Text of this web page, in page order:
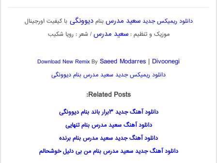
دانلود ریمیکس جدید سعید مدرسبنامدیوونگیبا کیفیت اورجینال
موزیک و تنظیم :سعید مدرس/ شعر : رویا شکیب
Download New RemixBySaeed Modarres | Divoonegi
دانلود ریمیکس جدید سعید مدرس بنام دیوونگی
Related Posts:
دانلود آهنگ جدید ۳برار باند بنام دیوونگی
دانلود آهنگ سعید مدرس بنام تنهایی
دانلود آهنگ جدید سعید مدرس بنام برنده
دانلود آهنگ جدید سعید مدرس بنام من بی دلیل خوشحالم